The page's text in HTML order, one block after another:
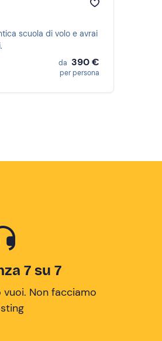
scuola di volo e avrai
da 390 €
per persona
7 su 7
Non facciamo